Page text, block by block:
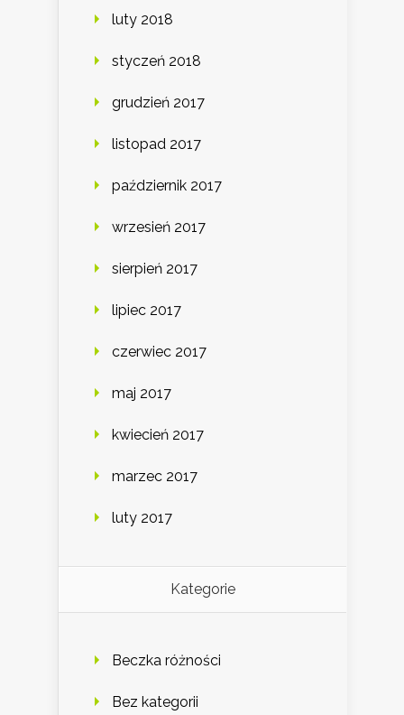
luty 2018
styczeń 2018
grudzień 2017
listopad 2017
październik 2017
wrzesień 2017
sierpień 2017
lipiec 2017
czerwiec 2017
maj 2017
kwiecień 2017
marzec 2017
luty 2017
Kategorie
Beczka różności
Bez kategorii